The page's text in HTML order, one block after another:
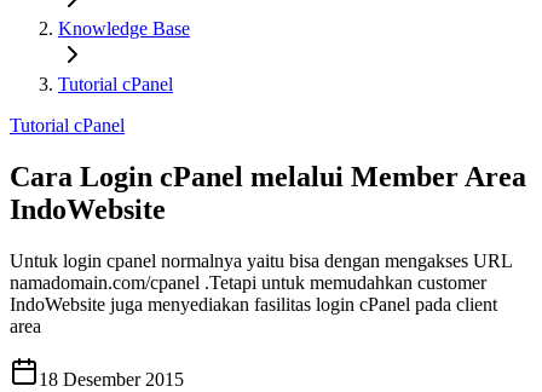
Knowledge Base
Tutorial cPanel
Tutorial cPanel
Cara Login cPanel melalui Member Area
IndoWebsite
Untuk login cpanel normalnya yaitu bisa dengan mengakses URL
namadomain.com/cpanel .Tetapi untuk memudahkan customer
IndoWebsite juga menyediakan fasilitas login cPanel pada client
area
18 Desember 2015